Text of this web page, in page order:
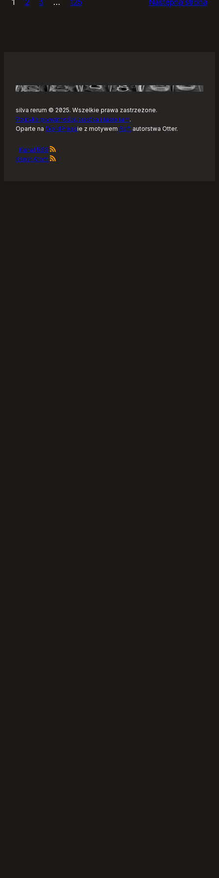
–
Linuksa
silva rerum © 2025. Wszelkie prawa zastrzeżone.
Polityka prywatności, ciastka i takie tam.
Oparte na WordPressie z motywem Raft autorstwa Otter.
Kanał RSS
Kanał Atom